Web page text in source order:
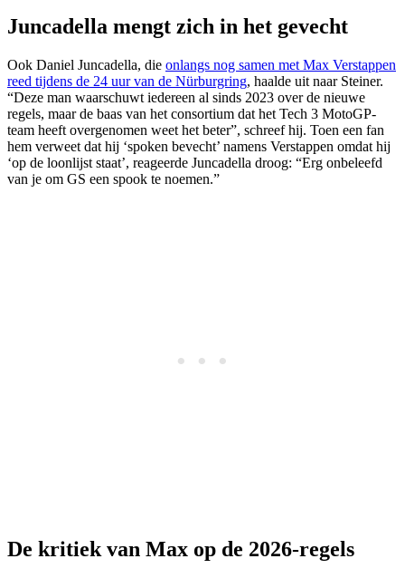
Juncadella mengt zich in het gevecht
Ook Daniel Juncadella, die onlangs nog samen met Max Verstappen
reed tijdens de 24 uur van de Nürburgring, haalde uit naar Steiner.
“Deze man waarschuwt iedereen al sinds 2023 over de nieuwe
regels, maar de baas van het consortium dat het Tech 3 MotoGP-
team heeft overgenomen weet het beter”, schreef hij. Toen een fan
hem verweet dat hij ‘spoken bevecht’ namens Verstappen omdat hij
‘op de loonlijst staat’, reageerde Juncadella droog: “Erg onbeleefd
van je om GS een spook te noemen.”
De kritiek van Max op de 2026-regels